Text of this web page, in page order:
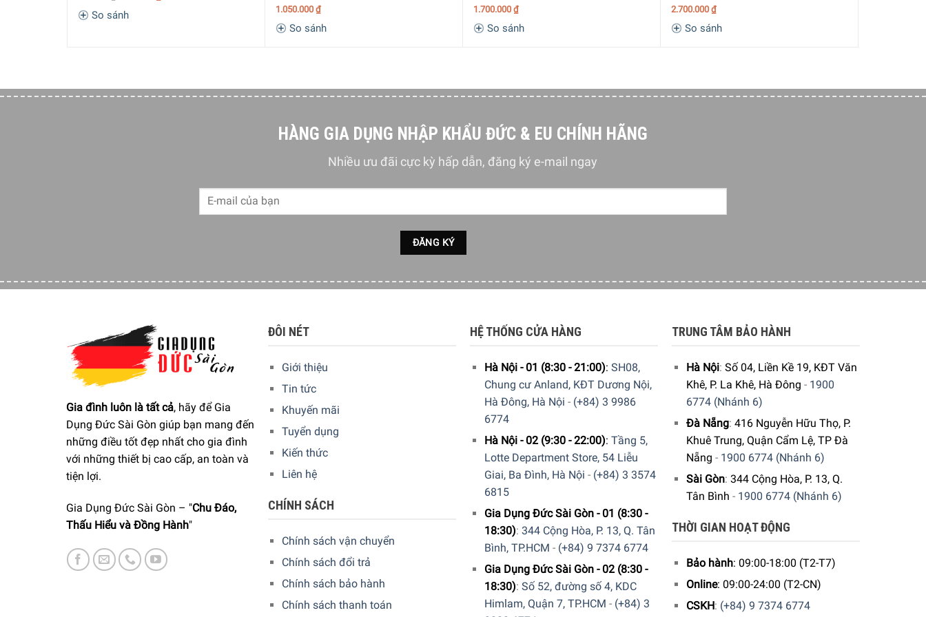
Bình đựng nước rửa tay Joseph Joseph 85137 có chân chống trượt an toàn giúp giữ bình đựng nước rửa tay ở nguyên vị trí trong suốt quá trình sử dụng. Dễ dàng
So sánh 1.050.000 ₫
So sánh
1.700.000 ₫
So sánh
2.700.000 ₫
So sánh
HÀNG GIA DỤNG NHẬP KHẨU ĐỨC & EU CHÍNH HÃNG
Nhiều ưu đãi cực kỳ hấp dẫn, đăng ký e-mail ngay
Gia đình luôn là tất cả, hãy để Gia
Dụng Đức Sài Gòn giúp bạn mang đến
những điều tốt đẹp nhất cho gia đình
với những thiết bị cao cấp, an toàn và
tiện lợi.
Gia Dụng Đức Sài Gòn – "Chu Đáo,
Thấu Hiểu và Đồng Hành"
ĐÔI NÉT
Giới thiệu
Tin tức
Khuyến mãi
Tuyển dụng
Kiến thức
Liên hệ
CHÍNH SÁCH
Chính sách vận chuyển
Chính sách đổi trả
Chính sách bảo hành
Chính sách thanh toán
HỆ THỐNG CỬA HÀNG
Hà Nội - 01 (8:30 - 21:00): SH08,
Chung cư Anland, KĐT Dương Nội,
Hà Đông, Hà Nội - (+84) 3 9986
6774
Hà Nội - 02 (9:30 - 22:00): Tầng 5,
Lotte Department Store, 54 Liễu
Giai, Ba Đình, Hà Nội - (+84) 3 3574
6815
Gia Dụng Đức Sài Gòn - 01 (8:30 -
18:30): 344 Cộng Hòa, P. 13, Q. Tân
Bình, TP.HCM - (+84) 9 7374 6774
Gia Dụng Đức Sài Gòn - 02 (8:30 -
18:30): Số 52, đường số 4, KDC
Himlam, Quận 7, TP.HCM - (+84) 3
TRUNG TÂM BẢO HÀNH
Hà Nội: Số 04, Liền Kề 19, KĐT Văn
Khê, P. La Khê, Hà Đông - 1900
6774 (Nhánh 6)
Đà Nẵng: 416 Nguyễn Hữu Thọ, P.
Khuê Trung, Quận Cẩm Lệ, TP Đà
Nẵng - 1900 6774 (Nhánh 6)
Sài Gòn: 344 Cộng Hòa, P. 13, Q.
Tân Bình - 1900 6774 (Nhánh 6)
THỜI GIAN HOẠT ĐỘNG
Bảo hành: 09:00-18:00 (T2-T7)
Online: 09:00-24:00 (T2-CN)
CSKH: (+84) 9 7374 6774